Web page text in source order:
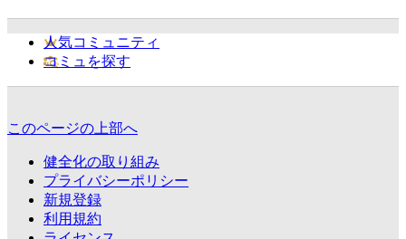
人気コミュニティ
コミュを探す
このページの上部へ
健全化の取り組み
プライバシーポリシー
新規登録
利用規約